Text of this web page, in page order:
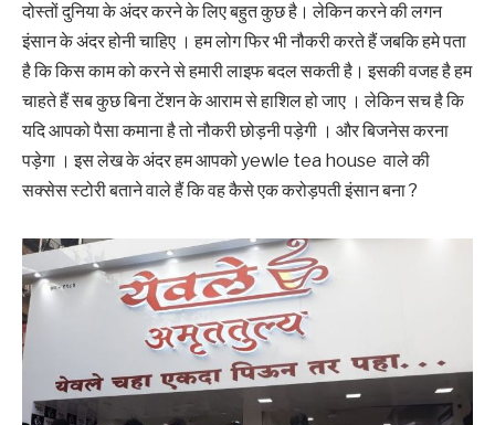
दोस्तों दुनिया के अंदर करने के लिए बहुत कुछ है। लेकिन करने की लगन
इंसान के अंदर होनी चाहिए । हम लोग फिर भी नौकरी करते हैं जबकि हमे पता
है कि किस काम को करने से हमारी लाइफ बदल सकती है। इसकी वजह है हम
चाहते हैं सब कुछ बिना टेंशन के आराम ‌‌‌से हाशिल हो जाए । लेकिन सच है कि
यदि आपको पैसा कमाना है तो नौकरी छोड़नी पड़ेगी । और बिजनेस करना
पड़ेगा । ‌‌‌इस लेख के अंदर हम आपको yewle tea house वाले की
सक्सेस स्टोरी बताने वाले हैं कि वह कैसे एक करोड़पती इंसान बना ?